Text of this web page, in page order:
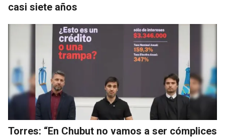
casi siete años
Torres: “En Chubut no vamos a ser cómplices